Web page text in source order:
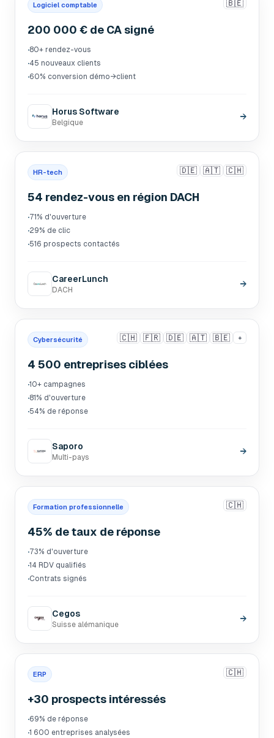
Logiciel comptable 🇧🇪
200 000 € de CA signé
·80+ rendez-vous
·45 nouveaux clients
·60% conversion démo→client
Horus Software
Belgique
→
HR-tech 🇩🇪 🇦🇹 🇨🇭
54 rendez-vous en région DACH
·71% d'ouverture
·29% de clic
·516 prospects contactés
CareerLunch
DACH
→
Cybersécurité 🇨🇭 🇫🇷 🇩🇪 🇦🇹 🇧🇪 +
4 500 entreprises ciblées
·10+ campagnes
·81% d'ouverture
·54% de réponse
Saporo
Multi-pays
→
Formation professionnelle 🇨🇭
45% de taux de réponse
·73% d'ouverture
·14 RDV qualifiés
·Contrats signés
Cegos
Suisse alémanique
→
ERP 🇨🇭
+30 prospects intéressés
·69% de réponse
·1 600 entreprises analysées